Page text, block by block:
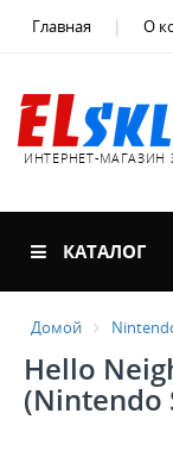
Главная О
ИНТЕРНЕТ-МАГАЗИН
КАТАЛОГ
Домой
Hello
(Nintendo